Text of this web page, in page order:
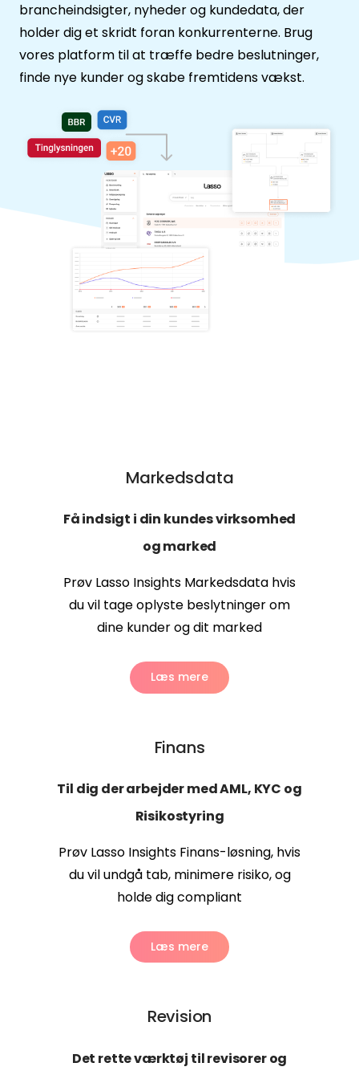
Enreach Campaigns
webCRM
SuperOffice
Zoho CRM
Se alle værktøjer
API-dokumentation
Datakilder
Lasso.dk
brancheindsigter, nyheder og kundedata, der
holder dig et skridt foran konkurrenterne. Brug
vores platform til at træffe bedre beslutninger,
finde nye kunder og skabe fremtidens vækst.
Markedsdata
Få indsigt i din kundes virksomhed
og marked
Prøv Lasso Insights Markedsdata hvis
du vil tage oplyste beslytninger om
dine kunder og dit marked
Læs mere
Finans
Til dig der arbejder med AML, KYC og
Risikostyring
Prøv Lasso Insights Finans-løsning, hvis
du vil undgå tab, minimere risiko, og
holde dig compliant
Læs mere
Revision
Det rette værktøj til revisorer og